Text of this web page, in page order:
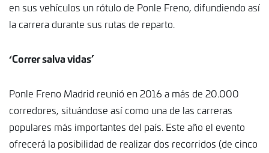
en sus vehículos un rótulo de Ponle Freno, difundiendo así
la carrera durante sus rutas de reparto.
‘Correr salva vidas’
Ponle Freno Madrid reunió en 2016 a más de 20.000
corredores, situándose así como una de las carreras
populares más importantes del país. Este año el evento
ofrecerá la posibilidad de realizar dos recorridos (de cinco